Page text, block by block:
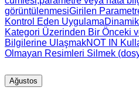
görüntülenmesiGirilen
Kontrol Eden Uygulama
Kategori Üzerinden Bir Önceki
Bilgilerine UlaşmakNOT IN
Olmayan Resimleri Silmek
Ağustos